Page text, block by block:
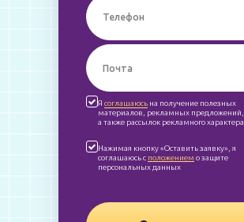
Я соглашаюсь на получение полезных
материалов, рекламных предложений,
а также рассылок рекламного характера
Нажимая кнопку «Оставить заявку», я
соглашаюсь с положением о защите
персональных данных